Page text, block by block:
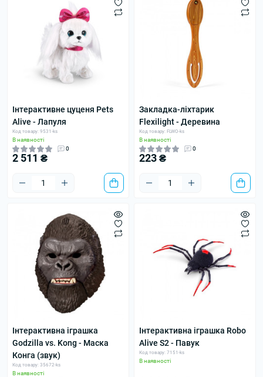
Інтерактивне цуценя Pets
Alive - Лапуля
Код товару: 9531-ks
В наявності
0
2 511 ₴
Закладка-ліхтарик
Flexilight - Деревина
Код товару: FLWO-ks
В наявності
0
223 ₴
Інтерактивна іграшка
Godzilla vs. Kong - Маска
Конга (звук)
Код товару: 35672-ks
В наявності
Інтерактивна іграшка Robo
Alive S2 - Павук
Код товару: 7151-ks
В наявності